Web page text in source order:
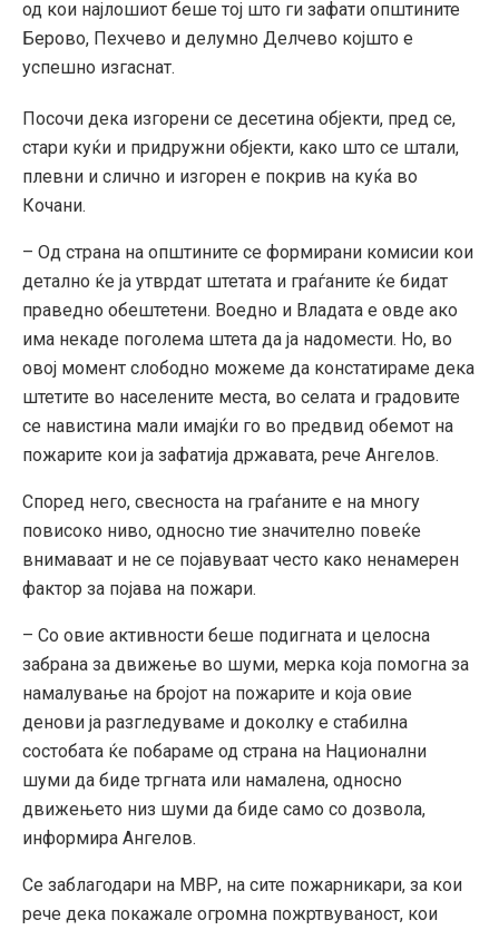
од кои најлошиот беше тој што ги зафати општините
Берово, Пехчево и делумно Делчево којшто е
успешно изгаснат.
Посочи дека изгорени се десетина објекти, пред се,
стари куќи и придружни објекти, како што се штали,
плевни и слично и изгорен е покрив на куќа во
Кочани.
– Од страна на општините се формирани комисии кои
детално ќе ја утврдат штетата и граѓаните ќе бидат
праведно обештетени. Воедно и Владата е овде ако
има некаде поголема штета да ја надомести. Но, во
овој момент слободно можеме да констатираме дека
штетите во населените места, во селата и градовите
се навистина мали имајќи го во предвид обемот на
пожарите кои ја зафатија државата, рече Ангелов.
Според него, свесноста на граѓаните е на многу
повисоко ниво, односно тие значително повеќе
внимаваат и не се појавуваат често како ненамерен
фактор за појава на пожари.
– Со овие активности беше подигната и целосна
забрана за движење во шуми, мерка која помогна за
намалување на бројот на пожарите и која овие
денови ја разгледуваме и доколку е стабилна
состобата ќе побараме од страна на Национални
шуми да биде тргната или намалена, односно
движењето низ шуми да биде само со дозвола,
информира Ангелов.
Се заблагодари на МВР, на сите пожарникари, за кои
рече дека покажале огромна пожртвуваност, кои